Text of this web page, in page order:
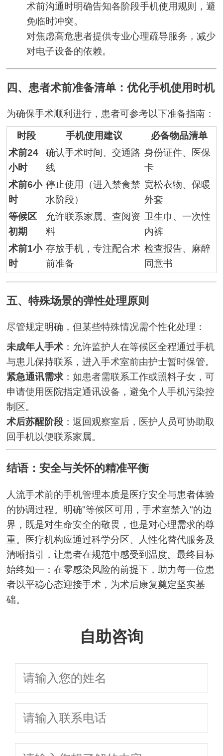
术前沟通时明确告知各阶段手机使用规则，避
免临时冲突。
对焦虑高危患者提供专业心理疏导服务，减少
对电子设备的依赖。
四、患者术前准备清单：优化手机使用时机
为确保手术顺利进行，患者可参考以下准备指南：
时段 手机使用建议
必备物品清单
术前24
小时
确认手术时间、交通路
线
身份证件、医保
卡
术前6小
时
停止使用（进入禁食禁
水阶段）
宽松衣物、保暖
外套
等候区
初期
允许联系家属、查阅资
料
卫生巾、一次性
内裤
术前1小
时
存放手机，专注配合术
前准备
检查报告、麻醉
同意书
五、特殊场景的弹性处理原则
尽管规定明确，但某些特殊情况需个性化处理：
未成年人手术 ：允许监护人在等候区全程通过手机
与患儿保持联系，进入手术室前由护士暂时保管。
紧急通讯需求 ：如患者需联系工作或照料子女，可
申请使用医院指定通讯设备，避免个人手机污染控
制区。
术后苏醒阶段 ：返回观察室后，医护人员可协助取
回手机以便联系家属。
结语：安全与关怀的精准平衡
人流手术前的手机管理本质是医疗安全与患者体验
的协调过程。明确"等候区可用，手术室禁入"的边
界，既是对生命安全的敬畏，也是对心理需求的尊
重。医疗机构应通过科学分区、人性化替代服务及
清晰指引，让患者在规范中感受到温度。最终目标
始终如一：在零感染风险的前提下，助力每一位患
者以平稳心态迎接手术，为术后康复奠定坚实基
础。
自助咨询